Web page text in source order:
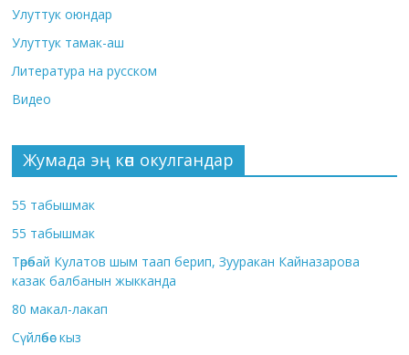
Улуттук оюндар
Улуттук тамак-аш
Литература на русском
Видео
Жумада эң көп окулгандар
55 табышмак
55 табышмак
Төрөбай Кулатов шым таап берип, Зууракан Кайназарова
казак балбанын жыкканда
80 макал-лакап
Сүйлөбөс кыз